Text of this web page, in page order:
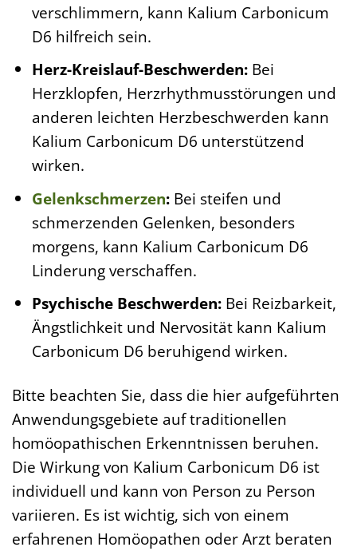
verschlimmern, kann Kalium Carbonicum
D6 hilfreich sein.
Herz-Kreislauf-Beschwerden:Bei
Herzklopfen, Herzrhythmusstörungen und
anderen leichten Herzbeschwerden kann
Kalium Carbonicum D6 unterstützend
wirken.
Gelenkschmerzen:Bei steifen und
schmerzenden Gelenken, besonders
morgens, kann Kalium Carbonicum D6
Linderung verschaffen.
Psychische Beschwerden:Bei Reizbarkeit,
Ängstlichkeit und Nervosität kann Kalium
Carbonicum D6 beruhigend wirken.
Bitte beachten Sie, dass die hier aufgeführten
Anwendungsgebiete auf traditionellen
homöopathischen Erkenntnissen beruhen.
Die Wirkung von Kalium Carbonicum D6 ist
individuell und kann von Person zu Person
variieren. Es ist wichtig, sich von einem
erfahrenen Homöopathen oder Arzt beraten